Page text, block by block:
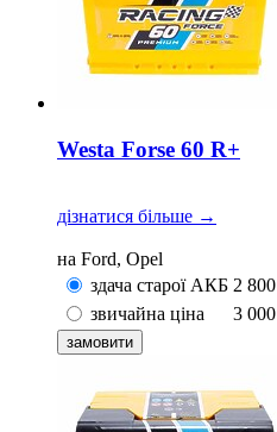
Westa Forse 60 R+
дізнатися більше →
на Ford, Opel
здача старої АКБ 2 800
звичайна ціна
3 000